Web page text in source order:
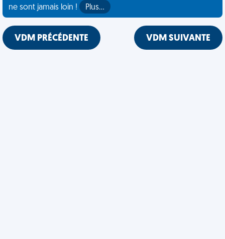
ne sont jamais loin !
Plus…
VDM PRÉCÉDENTE VDM SUIVANTE